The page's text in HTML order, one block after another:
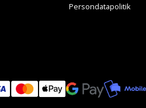
Persondatapolitik